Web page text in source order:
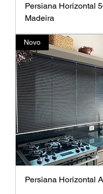
Persiana Horizontal
Madeira
Novo
Persiana Horizontal